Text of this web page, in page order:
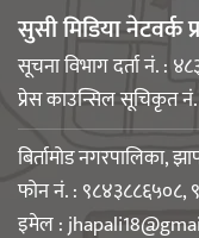
सुसी मिडिया नेटवर्क
सूचना विभाग दर्ता नं. :
प्रेस काउन्सिल सूचिकृत
बिर्तामोड नगरपालिका,
फोन नं. : ९८४३८८६५०८,
इमेल :